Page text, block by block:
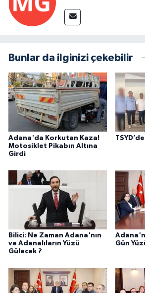
Bunlar da ilginizi çekebilir
Adana'da Korkutan Kaza!
Motosiklet Pikabın Altına
Girdi
Bilici: Ne Zaman Adana'nın
ve Adanalıların Yüzü
Gülecek ?
Gün